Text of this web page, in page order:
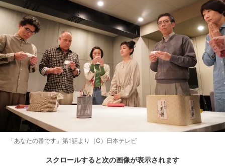
「あなたの番です」第1話より（C）日本テレビ
スクロールすると次の画像が表示されます